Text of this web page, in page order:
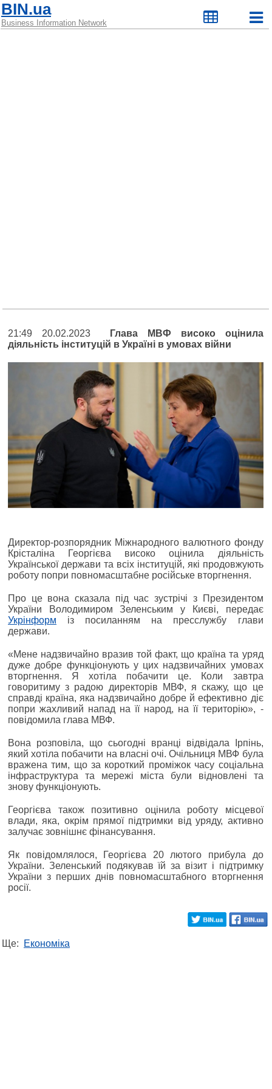
BIN.ua
Business Information Network
21:49 20.02.2023
Глава МВФ високо оцінила
діяльність інституцій в Україні в умовах війни
Директор-розпорядник Міжнародного валютного фонду
Крісталіна Георгієва високо оцінила діяльність
Української держави та всіх інституцій, які продовжують
роботу попри повномасштабне російське вторгнення.
Про це вона сказала під час зустрічі з Президентом
України Володимиром Зеленським у Києві, передає
Укрінформ із посиланням на пресслужбу глави
держави.
«Мене надзвичайно вразив той факт, що країна та уряд
дуже добре функціонують у цих надзвичайних умовах
вторгнення. Я хотіла побачити це. Коли завтра
говоритиму з радою директорів МВФ, я скажу, що це
справді країна, яка надзвичайно добре й ефективно діє
попри жахливий напад на її народ, на її територію», -
повідомила глава МВФ.
Вона розповіла, що сьогодні вранці відвідала Ірпінь,
який хотіла побачити на власні очі. Очільниця МВФ була
вражена тим, що за короткий проміжок часу соціальна
інфраструктура та мережі міста були відновлені та
знову функціонують.
Георгієва також позитивно оцінила роботу місцевої
влади, яка, окрім прямої підтримки від уряду, активно
залучає зовнішнє фінансування.
Як повідомлялося, Георгієва 20 лютого прибула до
України. Зеленський подякував їй за візит і підтримку
України з перших днів повномасштабного вторгнення
росії.
Ще: Економіка